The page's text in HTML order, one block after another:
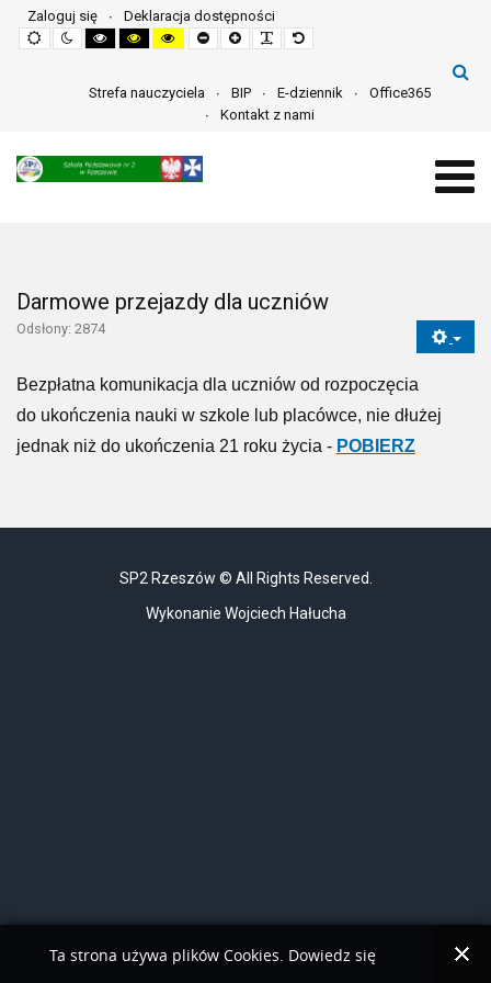
Zaloguj się
Deklaracja dostępności
Default
mode
Night
mode
High
contrast
mode
High
contrast
mode
High
contrast
mode
Set
smaller
Set
larger
Make
font
Set
default
Strefa nauczyciela
BIP E-dziennik
Office365
Kontakt z nami
Darmowe przejazdy dla uczniów
Odsłony: 2874
Bezpłatna komunikacja dla uczniów od rozpoczęcia
do ukończenia nauki w szkole lub placówce, nie dłużej
jednak niż do ukończenia 21 roku życia - POBIERZ
SP2 Rzeszów © All Rights Reserved.
Wykonanie Wojciech Hałucha
Ta strona używa plików Cookies. Dowiedz się